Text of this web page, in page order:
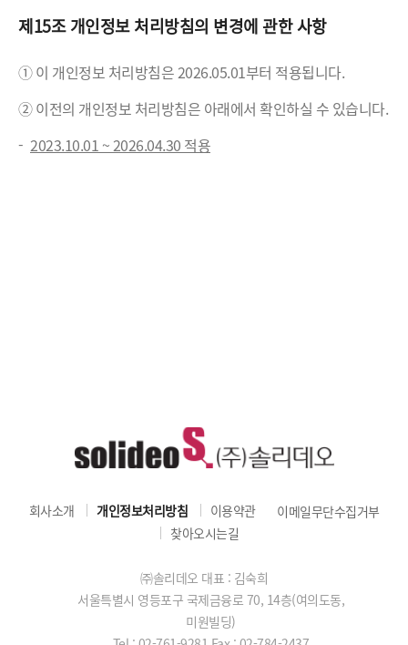
제15조 개인정보 처리방침의 변경에 관한 사항
① 이 개인정보 처리방침은 2026.05.01부터 적용됩니다.
② 이전의 개인정보 처리방침은 아래에서 확인하실 수 있습니다.
- 2023.10.01 ~ 2026.04.30 적용
회사소개 개인정보처리방침 이용약관
이메일무단수집거부
찾아오시는길
㈜솔리데오 대표 : 김숙희
서울특별시 영등포구 국제금융로 70, 14층(여의도동,
미원빌딩)